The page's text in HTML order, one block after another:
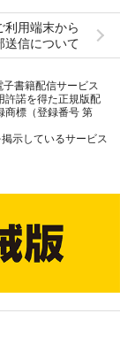
利用端末から
送信について
書籍配信サービス
許諾を得た正規版配
商標（登録番号 第
示しているサービス